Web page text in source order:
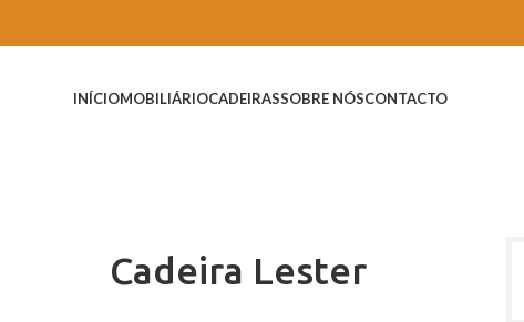
INÍCIOMOBILIÁRIOCADEIRASSOBRE NÓSCONTACTO
Cadeira Lester